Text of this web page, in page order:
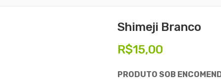
Shimeji Branco
R$15,00
PRODUTO SOB